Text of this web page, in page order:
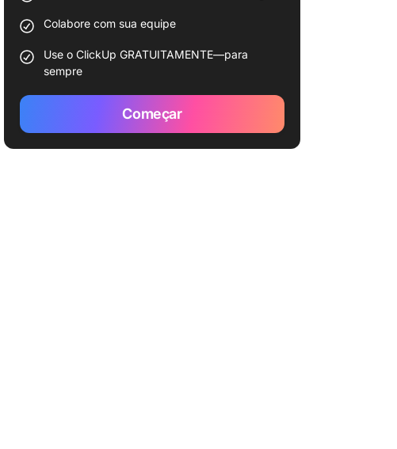
Colabore com sua equipe
Use o ClickUp GRATUITAMENTE—para
sempre
Começar